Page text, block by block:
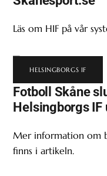
Läs om HIF på vår
HELSINGBORGS IF
Fotboll Skåne
Helsingborgs IF
Mer information om
finns i artikeln.